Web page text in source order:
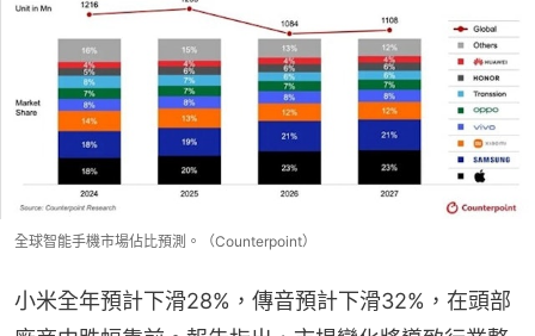
全球智能手機市場佔比預測。（Counterpoint）
小米全年預計下滑28%，傳音預計下滑32%，在頭部